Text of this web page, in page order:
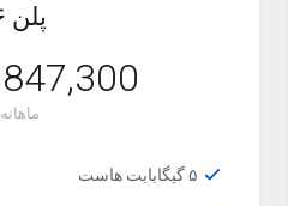
پلن ۶
847,300 تومان
ماهانه
۵ گیگابایت هاست